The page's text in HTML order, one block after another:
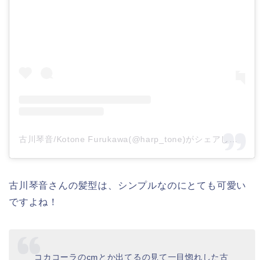
古川琴音さんの髪型は、シンプルなのにとても可愛い
ですよね！
コカコーラのcmとか出てるの見て一目惚れした古